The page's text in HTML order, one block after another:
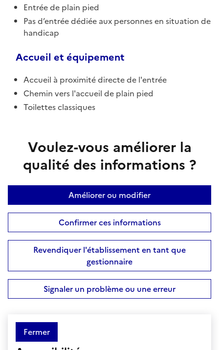
Entrée de plain pied
Pas d’entrée dédiée aux personnes en situation de
handicap
Accueil et équipement
Accueil à proximité directe de l'entrée
Chemin vers l'accueil de plain pied
Toilettes classiques
Voulez-vous améliorer la
qualité des informations ?
Améliorer ou modifier
Confirmer ces informations
Revendiquer l'établissement en tant que
gestionnaire
Signaler un problème ou une erreur
Fermer